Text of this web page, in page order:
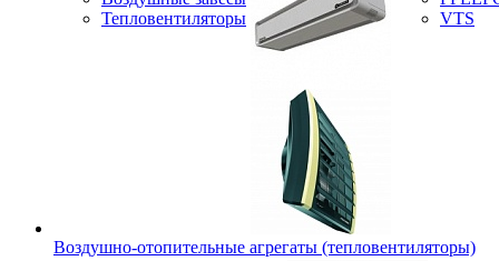
Тепловентиляторы
VTS
Воздушно-отопительные агрегаты (тепловентиляторы)